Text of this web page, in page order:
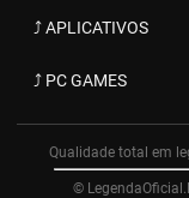
⤴ APLICATIVOS
⤴ PC GAMES
Qualidade total em
©